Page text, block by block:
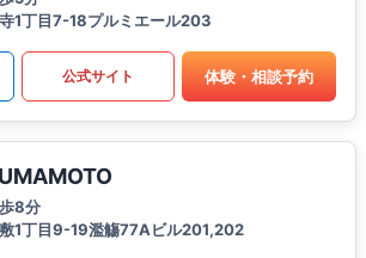
1丁目7-18プルミエール203
公式サイト 体験・相談予約
8分
1丁目9-19濫觴77Aビル201,202